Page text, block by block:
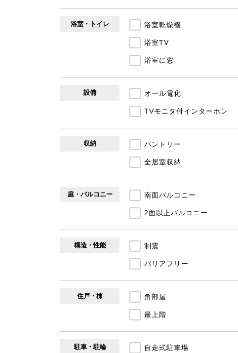
浴室・トイレ 浴室乾燥機
浴室TV
浴室に窓
設備 オール電化
TVモニタ付インターホン
収納 パントリー
全居室収納
庭・バルコニー 南面バルコニー
2面以上バルコニー
構造・性能 制震
バリアフリー
住戸・棟 角部屋
最上階
駐車・駐輪 自走式駐車場